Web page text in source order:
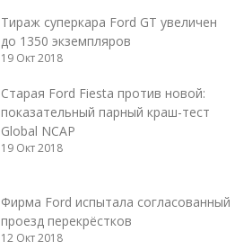
Тираж суперкара Ford GT увеличен
до 1350 экземпляров
19 Окт 2018
Старая Ford Fiesta против новой:
показательный парный краш-тест
Global NCAP
19 Окт 2018
Фирма Ford испытала согласованный
проезд перекрёстков
12 Окт 2018